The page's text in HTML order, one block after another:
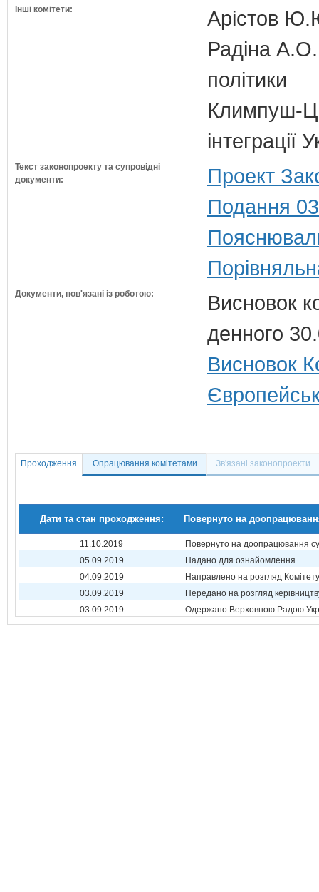
Інші комітети:
Арістов
Радіна А.О.
політики
Климпуш-
Текст законопроекту та супровідні
документи:
Проект
Подання
Документи, пов'язані із роботою:
Висновок
денного
Висновок
Проходження Опрацювання комітетами Зв'язані законопроекти
Дати та стан проходження: Повернуто на
11.10.2019
Повернуто на доопрацювання
05.09.2019
Надано для ознайомлення
04.09.2019
Направлено на розгляд Комітету
03.09.2019
Передано на розгляд
03.09.2019
Одержано Верховною Радою